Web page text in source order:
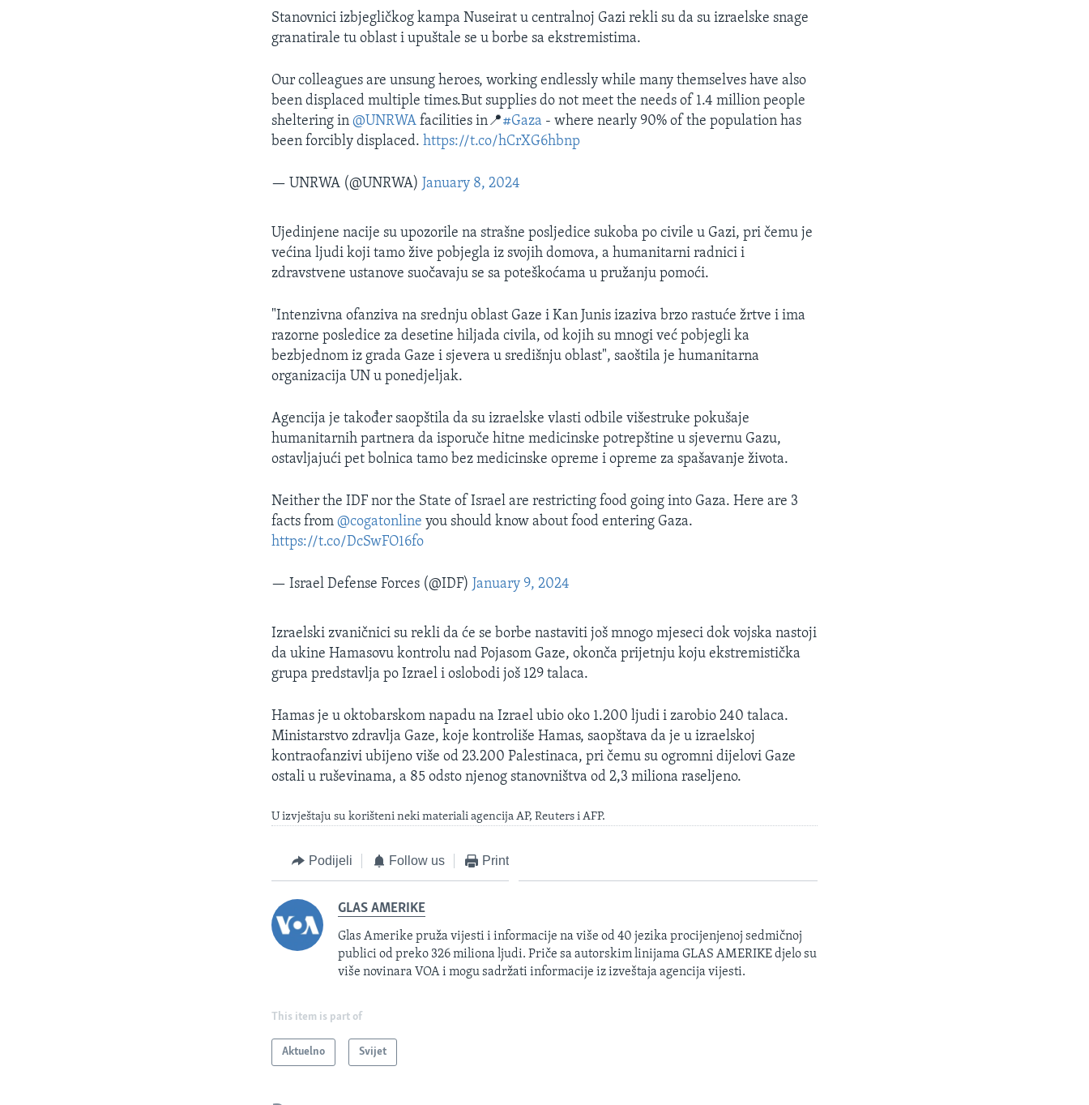
Stanovnici izbjegličkog kampa Nuseirat u centralnoj Gazi rekli su da su izraelske snage
granatirale tu oblast i upuštale se u borbe sa ekstremistima.
Our colleagues are unsung heroes, working endlessly while many themselves have also
been displaced multiple times.But supplies do not meet the needs of 1.4 million people
sheltering in@UNRWA facilities in📍#Gaza - where nearly 90% of the population has
been forcibly displaced.https://t.co/hCrXG6hbnp
— UNRWA (@UNRWA) January 8, 2024
Ujedinjene nacije su upozorile na strašne posljedice sukoba po civile u Gazi, pri čemu je
većina ljudi koji tamo žive pobjegla iz svojih domova, a humanitarni radnici i
zdravstvene ustanove suočavaju se sa poteškoćama u pružanju pomoći.
"Intenzivna ofanziva na srednju oblast Gaze i Kan Junis izaziva brzo rastuće žrtve i ima
razorne posledice za desetine hiljada civila, od kojih su mnogi već pobjegli ka
bezbjednom iz grada Gaze i sjevera u središnju oblast", saoštila je humanitarna
organizacija UN u ponedjeljak.
Agencija je također saopštila da su izraelske vlasti odbile višestruke pokušaje
humanitarnih partnera da isporuče hitne medicinske potrepštine u sjevernu Gazu,
ostavljajući pet bolnica tamo bez medicinske opreme i opreme za spašavanje života.
Neither the IDF nor the State of Israel are restricting food going into Gaza. Here are 3
facts from@cogatonline you should know about food entering Gaza.
https://t.co/DcSwFO16fo
— Israel Defense Forces (@IDF) January 9, 2024
Izraelski zvaničnici su rekli da će se borbe nastaviti još mnogo mjeseci dok vojska nastoji
da ukine Hamasovu kontrolu nad Pojasom Gaze, okonča prijetnju koju ekstremistička
grupa predstavlja po Izrael i oslobodi još 129 talaca.
Hamas je u oktobarskom napadu na Izrael ubio oko 1.200 ljudi i zarobio 240 talaca.
Ministarstvo zdravlja Gaze, koje kontroliše Hamas, saopštava da je u izraelskoj
kontraofanzivi ubijeno više od 23.200 Palestinaca, pri čemu su ogromni dijelovi Gaze
ostali u ruševinama, a 85 odsto njenog stanovništva od 2,3 miliona raseljeno.
U izvještaju su korišteni neki materiali agencija AP, Reuters i AFP.
Podijeli Follow us Print
GLAS AMERIKE
Glas Amerike pruža vijesti i informacije na više od 40 jezika procijenjenoj sedmičnoj
publici od preko 326 miliona ljudi. Priče sa autorskim linijama GLAS AMERIKE djelo su
više novinara VOA i mogu sadržati informacije iz izveštaja agencija vijesti.
This item is part of
Aktuelno Svijet